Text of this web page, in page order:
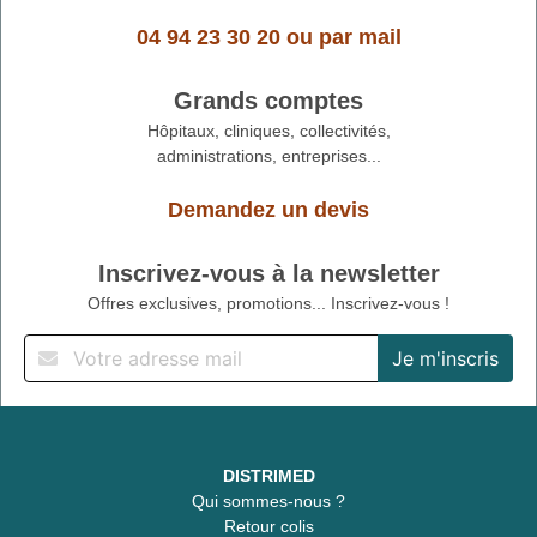
04 94 23 30 20ou par mail
Grands comptes
Hôpitaux, cliniques, collectivités,
administrations, entreprises...
Demandez un devis
Inscrivez-vous à la newsletter
Offres exclusives, promotions... Inscrivez-vous !
DISTRIMED
Qui sommes-nous ?
Retour colis